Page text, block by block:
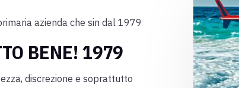
azienda che sin dal 1979
BENE!1979
discrezione e soprattutto